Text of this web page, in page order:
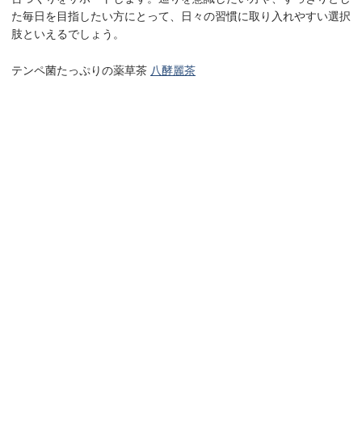
た毎日を目指したい方にとって、日々の習慣に取り入れやすい選択
肢といえるでしょう。
テンペ菌たっぷりの薬草茶 八酵麗茶